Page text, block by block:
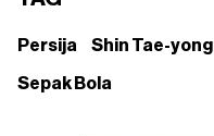
Persija Shin Tae-yong
Sepak Bola